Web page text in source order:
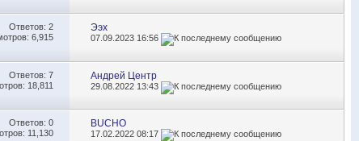
Ответов: 2
6,915
Ээх
07.09.2023 16:56
Ответов: 7
18,811
Андрей Центр
29.08.2022 13:43
Ответов: 0
11,130
BUCHO
17.02.202208:17